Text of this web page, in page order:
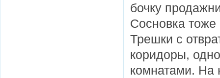
бочку
Сосновка тоже
Трешки с
коридоры,
комнатами. На